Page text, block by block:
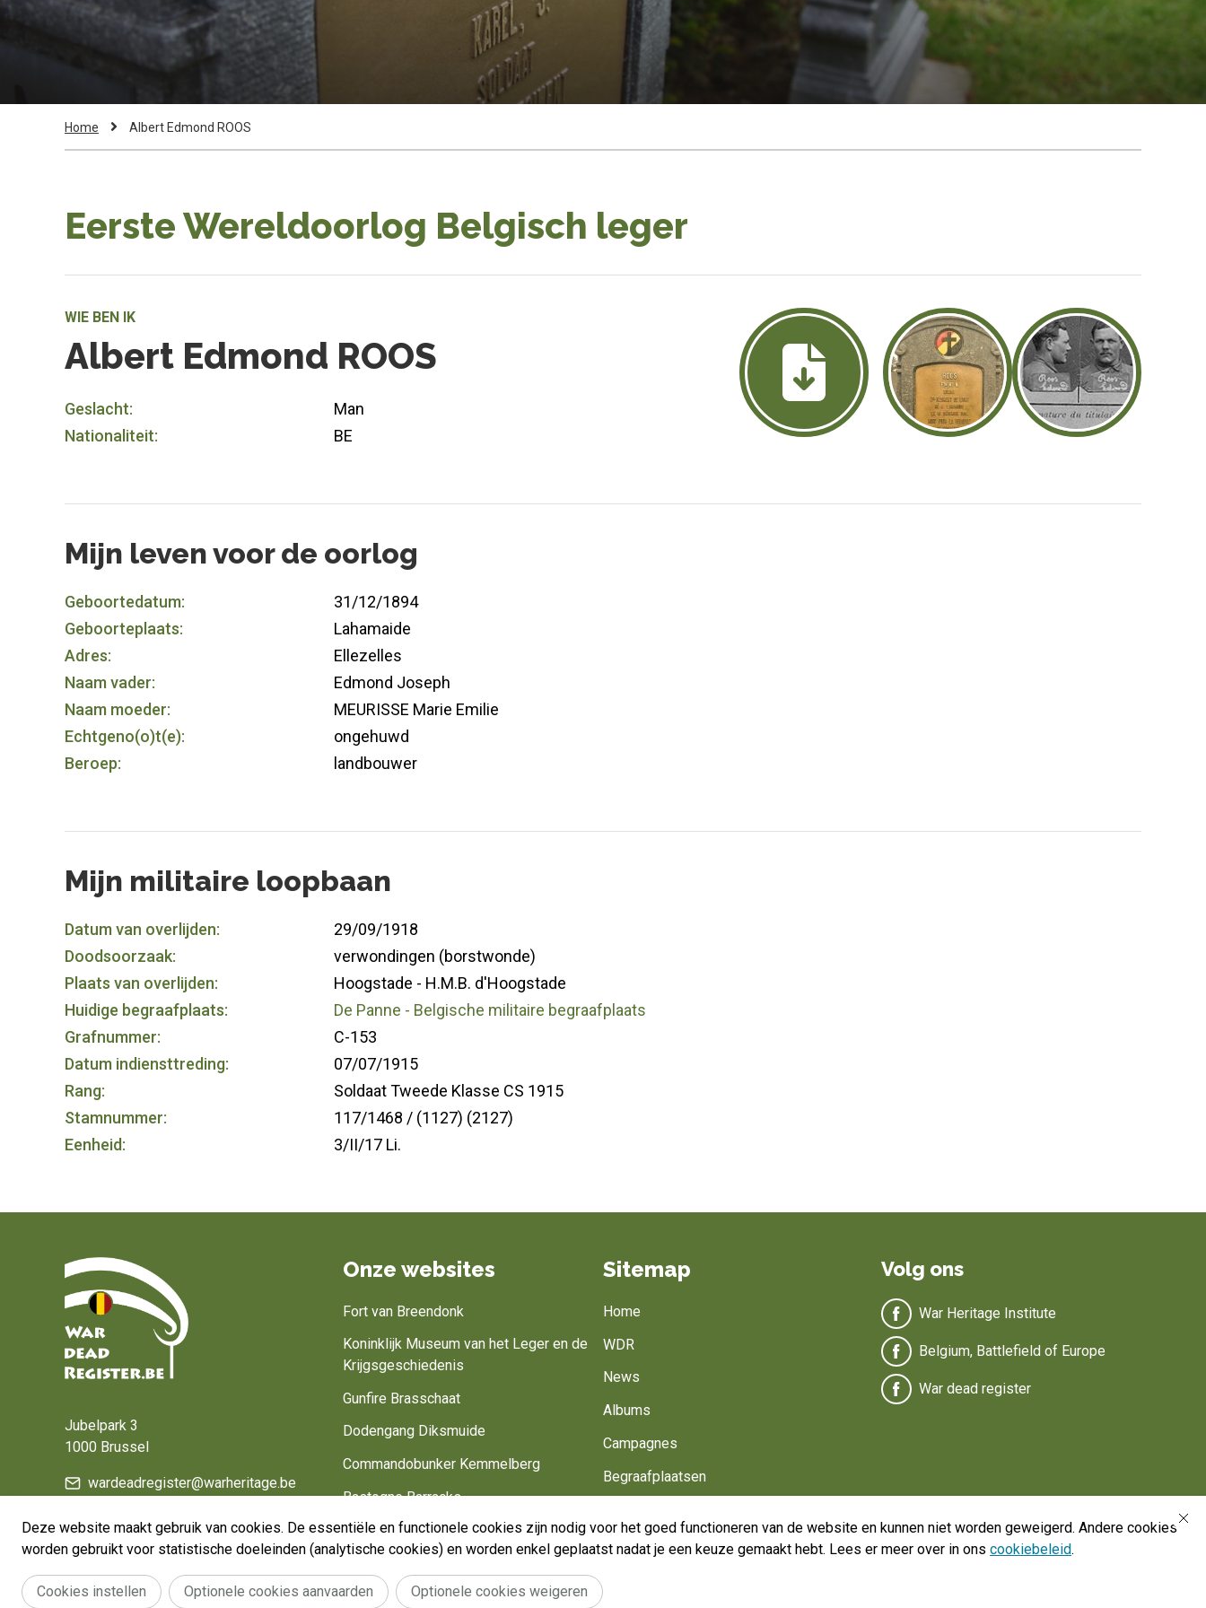
Deze website maakt gebruik van cookies. De essentiële en functionele cookies zijn nodig voor het goed functioneren van de website en kunnen niet worden geweigerd. Andere cookies
worden gebruikt voor statistische doeleinden (analytische cookies) en worden enkel geplaatst nadat je een keuze gemaakt hebt. Lees er meer over in ons cookiebeleid.
Cookies instellen Optionele cookies aanvaarden Optionele cookies weigeren
Kruimelpad
Home
Current
Albert Edmond ROOS
Eerste Wereldoorlog Belgisch leger
WIE BEN IK
Albert Edmond ROOS
Geslacht:
Man
Nationaliteit:
BE
Mijn leven voor de oorlog
Geboortedatum:
31/12/1894
Geboorteplaats:
Lahamaide
Adres:
Ellezelles
Naam vader:
Edmond Joseph
Naam moeder:
MEURISSE Marie Emilie
Echtgeno(o)t(e):
ongehuwd
Beroep:
landbouwer
Mijn militaire loopbaan
Datum van overlijden:
29/09/1918
Doodsoorzaak:
verwondingen (borstwonde)
Plaats van overlijden:
Hoogstade - H.M.B. d'Hoogstade
Huidige begraafplaats:
De Panne - Belgische militaire begraafplaats
Grafnummer:
C-153
Datum indiensttreding:
07/07/1915
Rang:
Soldaat Tweede Klasse CS 1915
Stamnummer:
117/1468 / (1127) (2127)
Eenheid:
3/II/17 Li.
Jubelpark 3
1000 Brussel
wardeadregister@warheritage.be
Onze websites
Fort van Breendonk
Koninklijk Museum van het Leger en de
Krijgsgeschiedenis
Gunfire Brasschaat
Dodengang Diksmuide
Commandobunker Kemmelberg
Bastogne Barracks
Belgium, Battlefield of Europe
Sitemap
Home
WDR
News
Albums
Campagnes
Begraafplaatsen
Werk mee
Volg ons
War Heritage Institute
Belgium, Battlefield of Europe
War dead register